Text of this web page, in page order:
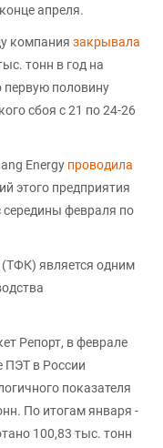
апреля.
компания закрывала
тонн в год на
первую половину
сбоя с 21 по 24-26
Energу проводила
этого предприятия
февраля по
(ТФК) является одним
Репорт, в феврале
ПЭТ в России
показателя
По итогам января -
100,83 тыс. тонн